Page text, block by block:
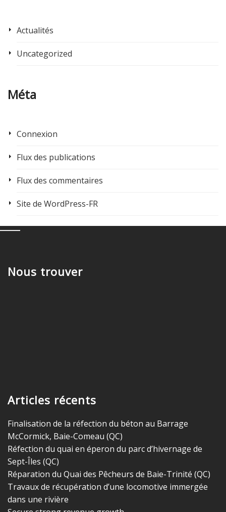
Actualités
Uncategorized
Méta
Connexion
Flux des publications
Flux des commentaires
Site de WordPress-FR
Nous trouver
Articles récents
Finalisation de la réfection du béton au Barrage
McCormick, Baie-Comeau (QC)
Réfection du quai en éperon du parc d’hivernage de
Sept-Îles (QC)
Réparation du Quai des Pêcheurs de Baie-Trinité (QC)
Travaux de récupération d’une locomotive immergée
dans une rivière